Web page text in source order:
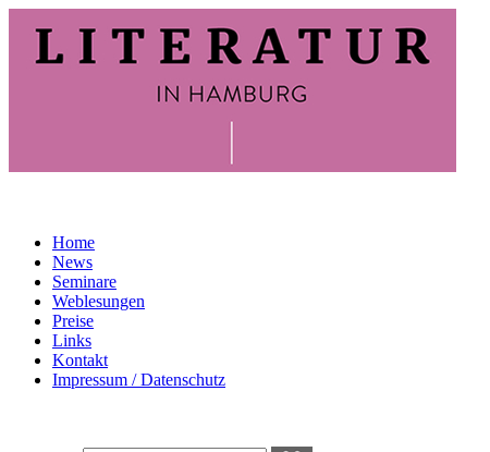
Home
News
Seminare
Weblesungen
Preise
Links
Kontakt
Impressum / Datenschutz